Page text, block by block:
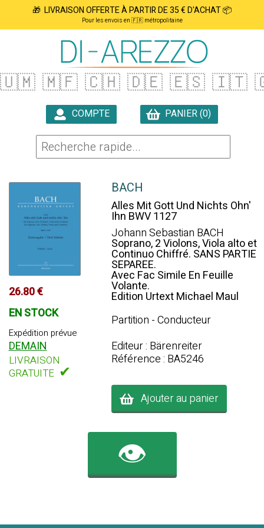
🎁 LIVRAISON OFFERTE À PARTIR DE 35 € D'ACHAT 📦
Pour les envois en 🇫🇷 métropolitaine
🇺🇲 🇲🇫 🇨🇭 🇩🇪 🇪🇸 🇮🇹
COMPTE
PANIER (0)
26.80 €
EN STOCK
Expédition prévue
DEMAIN
LIVRAISON
GRATUITE ✔
BACH
Alles Mit Gott Und Nichts Ohn'
Ihn BWV 1127
Johann Sebastian BACH
Soprano, 2 Violons, Viola alto et
Continuo Chiffré. SANS PARTIE
SEPAREE.
Avec Fac Simile En Feuille
Volante.
Edition Urtext Michael Maul
Partition - Conducteur
Editeur : Bärenreiter
Référence : BA5246
Ajouter au panier
👁️